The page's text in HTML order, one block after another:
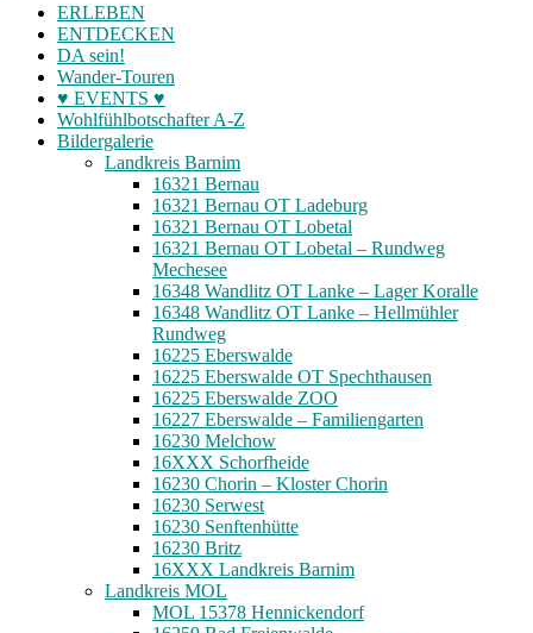
ERLEBEN
ENTDECKEN
DA sein!
Wander-Touren
♥ EVENTS ♥
Wohlfühlbotschafter A-Z
Bildergalerie
Landkreis Barnim
16321 Bernau
16321 Bernau OT Ladeburg
16321 Bernau OT Lobetal
16321 Bernau OT Lobetal – Rundweg
Mechesee
16348 Wandlitz OT Lanke – Lager Koralle
16348 Wandlitz OT Lanke – Hellmühler
Rundweg
16225 Eberswalde
16225 Eberswalde OT Spechthausen
16225 Eberswalde ZOO
16227 Eberswalde – Familiengarten
16230 Melchow
16XXX Schorfheide
16230 Chorin – Kloster Chorin
16230 Serwest
16230 Senftenhütte
16230 Britz
16XXX Landkreis Barnim
Landkreis MOL
MOL 15378 Hennickendorf